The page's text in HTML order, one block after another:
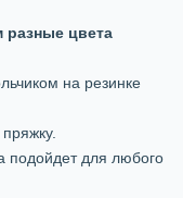
разные цвета
на резинке
подойдет для любого